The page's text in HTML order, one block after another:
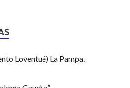
Loventué) La Pampa.